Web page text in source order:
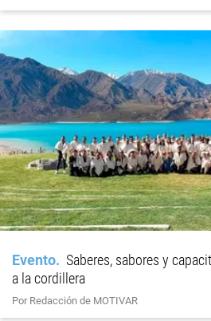
Evento
Saberes, sabores y
a la cordillera
Por Redacción de MOTIVAR